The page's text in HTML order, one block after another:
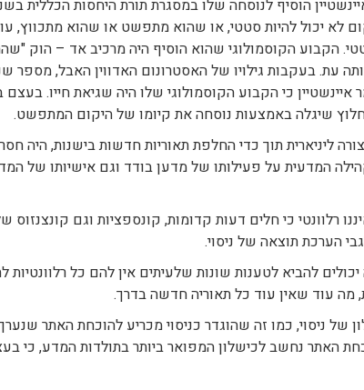
לא יכול להיות סטטי, או שהוא מתפשט או שהוא מתכווץ,
סטטי. הקבוע הקוסמולוגי שהוא הוסיף היה מרכיב אד – הוק
עת. בעקבות גילויו של האסטרונום האדווין האבל, מספר
כי הקבוע הקוסמולוגי שלו היה שגיאת חייו. בעצם
שיגלה באמצעות נוסחה את קיומו של היקום המתפשט.
ליניארית תוך כדי החלפת תאוריות חדשות בישנות, היה
המדעית על פעילותו של מדען בודד וגם אישיותו של
רלוונטי כי חלים דעות קדומות, קונספציות וגם קונצנזוס
הערכת תוצאה של ניסוי.
להביא לטענות שונות שלעיתים אין להם כל רלוונטיות
מה עוד שאין עוד כל תאוריה חדשה בדרך.
ניסוי, כמו זה שהוגדר כניסוי מכריע להוכחת האתר
1887. כישלון זה להוכחת האתר נחשב לכישלון המפואר ביותר בתולדות המדע,